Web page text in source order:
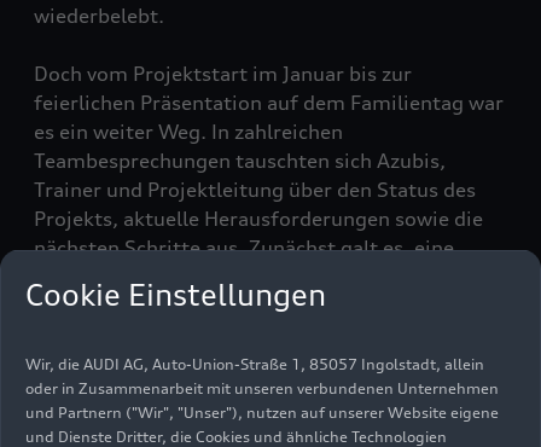
wiederbelebt.
Doch vom Projektstart im Januar bis zur
feierlichen Präsentation auf dem Familientag war
es ein weiter Weg. In zahlreichen
Teambesprechungen tauschten sich Azubis,
Trainer und Projektleitung über den Status des
Projekts, aktuelle Herausforderungen sowie die
nächsten Schritte aus. Zunächst galt es, eine
schaffen. Mizgar Doman Hassan, Auszubildender
erinnert sich: „Als wir das Auto bekommen haben,
hatte die Karosserie mehrere Roststellen. Diese
haben wir als erstes in Ordnung gebracht.“
Cookie Einstellungen
Wir, die AUDI AG, Auto-Union-Straße 1, 85057 Ingolstadt, allein
oder in Zusammenarbeit mit unseren verbundenen Unternehmen
und Partnern ("Wir", "Unser"), nutzen auf unserer Website eigene
und Dienste Dritter, die Cookies und ähnliche Technologien